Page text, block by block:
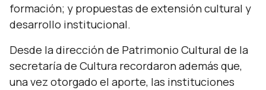
formación; y propuestas de extensión cultural y
desarrollo institucional.
Desde la dirección de Patrimonio Cultural de la
secretaría de Cultura recordaron además que,
una vez otorgado el aporte, las instituciones